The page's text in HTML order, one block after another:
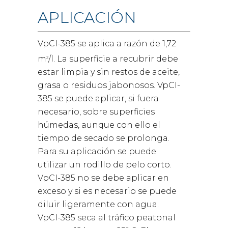
APLICACIÓN
VpCI-385 se aplica a razón de 1,72
m 2/l. La superficie a recubrir debe
estar limpia y sin restos de aceite,
grasa o residuos jabonosos. VpCI-
385 se puede aplicar, si fuera
necesario, sobre superficies
húmedas, aunque con ello el
tiempo de secado se prolonga.
Para su aplicación se puede
utilizar un rodillo de pelo corto.
VpCI-385 no se debe aplicar en
exceso y si es necesario se puede
diluir ligeramente con agua.
VpCI-385 seca al tráfico peatonal